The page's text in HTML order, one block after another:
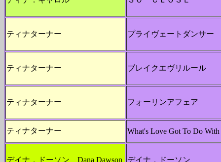
ティナターナー プライヴェートダンサー
ティナターナー ブレイクエヴリルール
ティナターナー フォーリンアフェア
ティナターナー What's Love Got To Do
デイナ．ドーソン Dana Dawson デイナ．ドーソン